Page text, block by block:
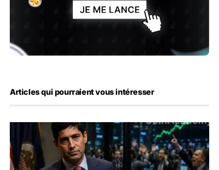
Articles qui pourraient vous intéresser
Emploi américain : 23 000 postes détruits en juillet, les